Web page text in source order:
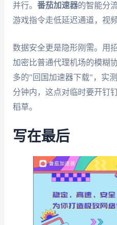
并行。 番茄加速器的智能分
游戏指令走低延迟通道，视
数据安全更是隐形刚需。用
加密比普通代理机场的模糊
多的"回国加速器下载"，实
分钟内，这点对临时要开钉
稻草。
写在最后